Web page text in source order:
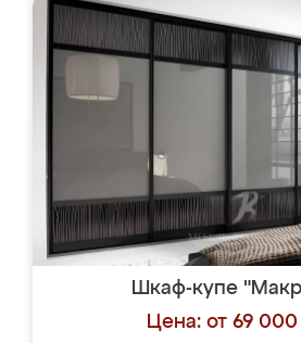
Шкаф-купе
Цена: от 69 000